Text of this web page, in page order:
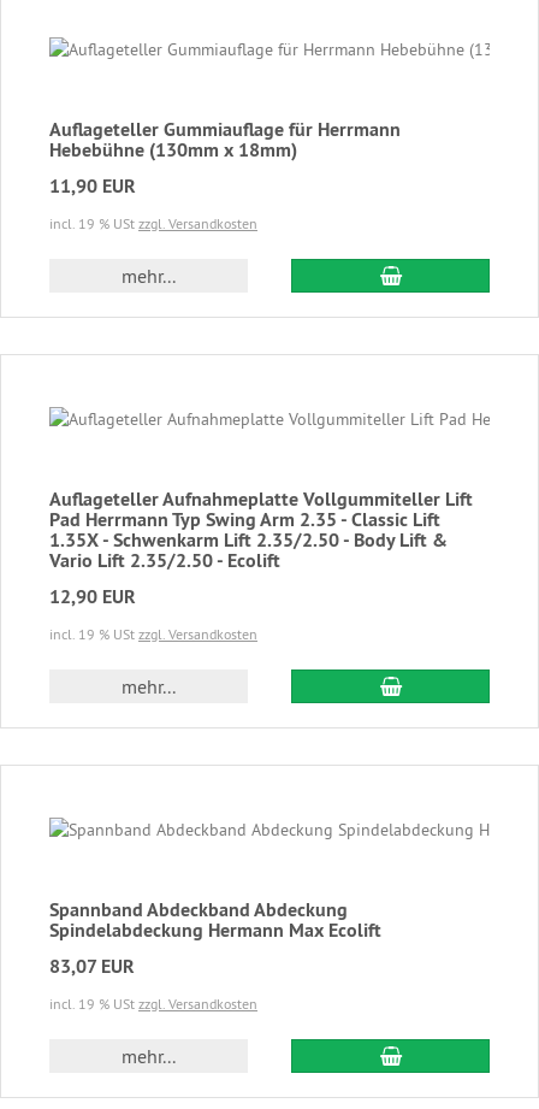
Auflageteller Gummiauflage für Herrmann
Hebebühne (130mm x 18mm)
11,90 EUR
incl. 19 % USt zzgl. Versandkosten
mehr... In den
Auflageteller Aufnahmeplatte Vollgummiteller Lift
Pad Herrmann Typ Swing Arm 2.35 - Classic Lift
1.35X - Schwenkarm Lift 2.35/2.50 - Body Lift &
Vario Lift 2.35/2.50 - Ecolift
12,90 EUR
incl. 19 % USt zzgl. Versandkosten
mehr... In den
Spannband Abdeckband Abdeckung
Spindelabdeckung Hermann Max Ecolift
83,07 EUR
incl. 19 % USt zzgl. Versandkosten
mehr... In den